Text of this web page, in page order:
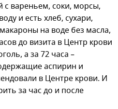
с вареньем, соки, морсы,
и есть хлеб, сухари,
на воде без масла,
до визита в Центр крови
а за 72 часа –
аспирин и
в Центре крови. И
за час до и после